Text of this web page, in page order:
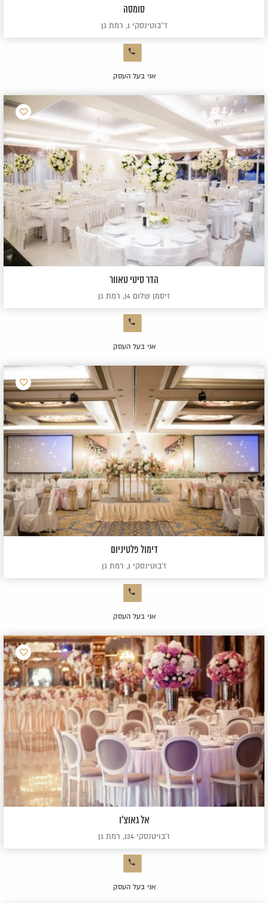
סומסה
ז''בוטינסקי 1, רמת גן
אני בעל העסק
הדר סיטי טאוור
זיסמן שלום 14, רמת גן
הוסף
אני בעל העסק
דימול פלטיניום
ז'בוטינסקי 1, רמת גן
הוסף
אני בעל העסק
אל גאוצ'ו
ז'בויטנסקי 134, רמת גן
הוסף
אני בעל העסק